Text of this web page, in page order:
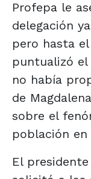
Profepa le
delegación
pero hasta
puntualizó
no había
de
sobre el
población en
El